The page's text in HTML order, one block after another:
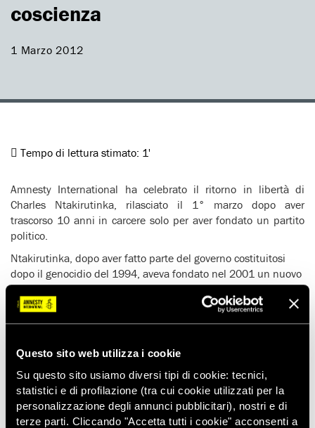
Questo sito web utilizza i cookie
Su questo sito usiamo diversi tipi di cookie: tecnici,
statistici e di profilazione (tra cui cookie utilizzati per la
personalizzazione degli annunci pubblicitari), nostri e di
terze parti. Cliccando "Accetta tutti i cookie" acconsenti a
coscienza
1 Marzo 2012
Tempo di lettura stimato: 1'
Amnesty International ha celebrato il ritorno in libertà di
Charles Ntakirutinka, rilasciato il 1° marzo dopo aver
trascorso 10 anni in carcere solo per aver fondato un partito
politico.
Ntakirutinka, dopo aver fatto parte del governo costituitosi
dopo il genocidio del 1994, aveva fondato nel 2001 un nuovo
partito politico. Arrestato nel 2002, due anni dopo era stato
condannato per ‘incitamento alla disobbedienza civile’ e
‘associazione con elementi criminali’. Amnesty International lo
intrapreso una campagna per la sua scarcerazione.
Subito dopo la scarcerazione di Ntakirutinka, l’organizzazione
per i diritti umani ha chiesto alle autorità ruandesi di porre
fine alla persecuzione in corso nei confronti degli oppositori
politici e dei giornalisti.